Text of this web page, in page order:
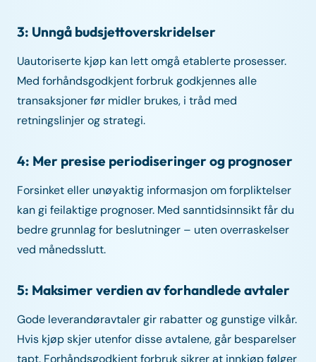
3: Unngå budsjettoverskridelser
Uautoriserte kjøp kan lett omgå etablerte prosesser.
Med forhåndsgodkjent forbruk godkjennes alle
transaksjoner før midler brukes, i tråd med
retningslinjer og strategi.
4: Mer presise periodiseringer og prognoser
Forsinket eller unøyaktig informasjon om forpliktelser
kan gi feilaktige prognoser. Med sanntidsinnsikt får du
bedre grunnlag for beslutninger – uten overraskelser
ved månedsslutt.
5: Maksimer verdien av forhandlede avtaler
Gode leverandøravtaler gir rabatter og gunstige vilkår.
Hvis kjøp skjer utenfor disse avtalene, går besparelser
tapt. Forhåndsgodkjent forbruk sikrer at innkjøp følger